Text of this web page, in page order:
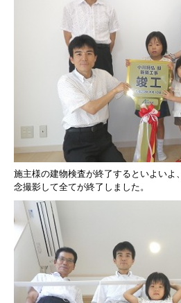
施主様の建物検査が終了するといよいよ、
念撮影して全てが終了しました。